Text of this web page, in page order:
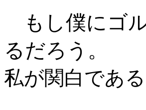
もし僕にゴ
るだろう。
私が関白である